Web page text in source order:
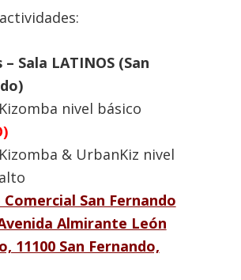
Sala LATINOS (San
nivel básico
& UrbanKiz nivel
San Fernando
Almirante León
11100 San Fernando,